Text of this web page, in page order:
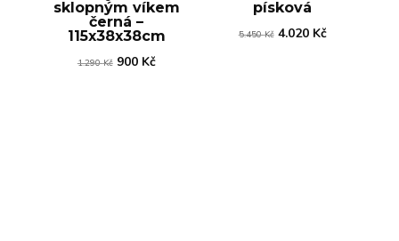
sklopným víkem
černá –
115x38x38cm
1.290Kč Původní
900 KčAktuální
písková
5.450Kč Původní
4.020 KčAktuální